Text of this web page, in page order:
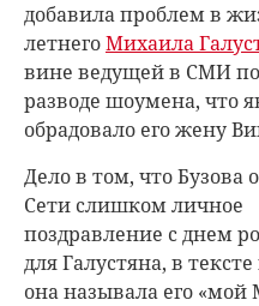
добавила проблем в
летнегоМихаила
вине ведущей в СМИ
разводе шоумена, что
обрадовало его жену
Дело в том, что Бузова
Сети слишком личное
поздравление с днем
для Галустяна, в тексте
она называла его